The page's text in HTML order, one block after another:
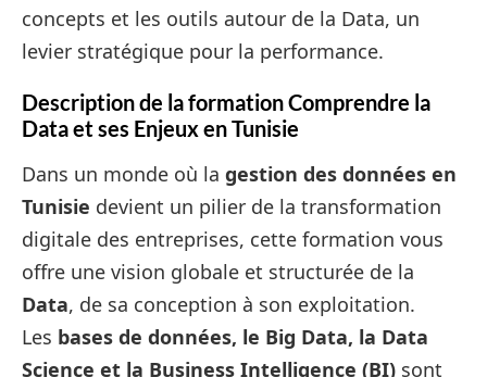
concepts et les outils autour de la Data, un
levier stratégique pour la performance.
Description de la formation Comprendre la
Data et ses Enjeux en Tunisie
Dans un monde où la gestion des données en
Tunisie devient un pilier de la transformation
digitale des entreprises, cette formation vous
offre une vision globale et structurée de la
Data, de sa conception à son exploitation.
Les bases de données, le Big Data, la Data
Science et la Business Intelligence (BI) sont